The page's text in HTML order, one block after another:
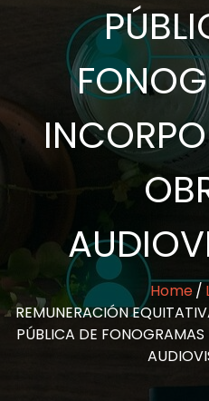
Home
REMUNERACIÓN
PÚBLICA DE